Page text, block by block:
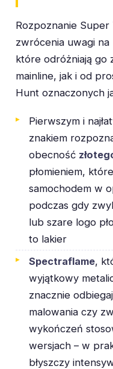
Rozpoznanie
zwrócenia uwagi
które odróżniają go
mainline, jak i od
Hunt oznaczonych
Pierwszym i
znakiem
obecność
płomieniem,
samochodem w
podczas gdy
lub szare logo
to lakier
Spectraflame,
wyjątkowy
znacznie
malowania czy
wykończeń
wersjach – w
błyszczy